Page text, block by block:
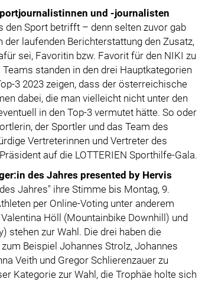
und -journalisten
den Sport betrifft – denn selten zuvor gab
laufenden Berichterstattung den Zusatz,
sei, Favoritin bzw. Favorit für den NIKI zu
standen in den drei Hauptkategorien
3 2023 zeigen, dass der österreichische
dabei, die man vielleicht nicht unter den
in den Top-3 vermutet hätte. So oder
der Sportler und das Team des
Vertreterinnen und Vertreter des
auf die LOTTERIEN Sporthilfe-Gala.
des Jahres presented by Hervis
Jahres" ihre Stimme bis Montag, 9.
per Online-Voting unter anderem
Höll (Mountainbike Downhill) und
stehen zur Wahl. Die drei haben die
Beispiel Johannes Strolz, Johannes
Veith und Gregor Schlierenzauer zu
Kategorie zur Wahl, die Trophäe holte sich